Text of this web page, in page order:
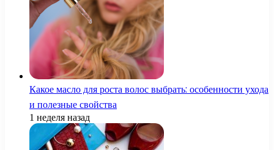
Какое масло для роста волос выбрать: особенности ухода
и полезные свойства
1 неделя назад